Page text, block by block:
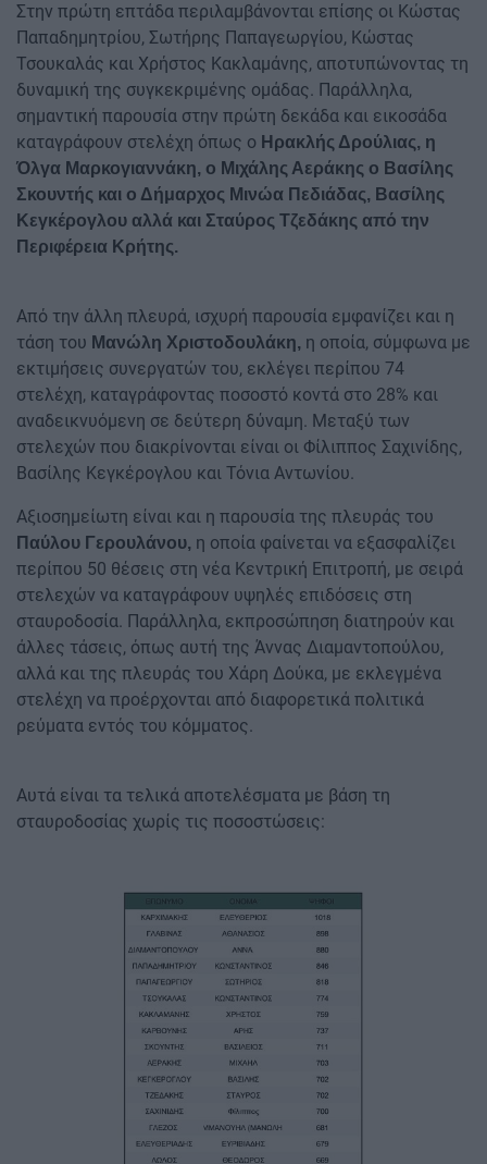
Στην πρώτη επτάδα περιλαμβάνονται επίσης οι Κώστας
Παπαδημητρίου, Σωτήρης Παπαγεωργίου, Κώστας
Τσουκαλάς και Χρήστος Κακλαμάνης, αποτυπώνοντας τη
δυναμική της συγκεκριμένης ομάδας. Παράλληλα,
σημαντική παρουσία στην πρώτη δεκάδα και εικοσάδα
καταγράφουν στελέχη όπως ο Ηρακλής Δρούλιας, η
Όλγα Μαρκογιαννάκη, ο Μιχάλης Αεράκης ο Βασίλης
Σκουντής και ο Δήμαρχος Μινώα Πεδιάδας, Βασίλης
Κεγκέρογλου αλλά και Σταύρος Τζεδάκης από την
Περιφέρεια Κρήτης.
Από την άλλη πλευρά, ισχυρή παρουσία εμφανίζει και η
τάση του Μανώλη Χριστοδουλάκη, η οποία, σύμφωνα με
εκτιμήσεις συνεργατών του, εκλέγει περίπου 74
στελέχη, καταγράφοντας ποσοστό κοντά στο 28% και
αναδεικνυόμενη σε δεύτερη δύναμη. Μεταξύ των
στελεχών που διακρίνονται είναι οι Φίλιππος Σαχινίδης,
Βασίλης Κεγκέρογλου και Τόνια Αντωνίου.
Αξιοσημείωτη είναι και η παρουσία της πλευράς του
Παύλου Γερουλάνου, η οποία φαίνεται να εξασφαλίζει
περίπου 50 θέσεις στη νέα Κεντρική Επιτροπή, με σειρά
στελεχών να καταγράφουν υψηλές επιδόσεις στη
σταυροδοσία. Παράλληλα, εκπροσώπηση διατηρούν και
άλλες τάσεις, όπως αυτή της Άννας Διαμαντοπούλου,
αλλά και της πλευράς του Χάρη Δούκα, με εκλεγμένα
στελέχη να προέρχονται από διαφορετικά πολιτικά
ρεύματα εντός του κόμματος.
Αυτά είναι τα τελικά αποτελέσματα με βάση τη
σταυροδοσίας χωρίς τις ποσοστώσεις: